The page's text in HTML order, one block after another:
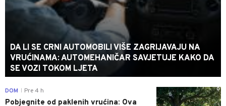
DA LI SE CRNI AUTOMOBILI VIŠE ZAGRIJAVAJU NA
VRUĆINAMA: AUTOMEHANIČAR SAVJETUJE KAKO DA
SE VOZI TOKOM LJETA
0
DOM Pre 4 h
Pobjegnite od paklenih vrućina: Ova